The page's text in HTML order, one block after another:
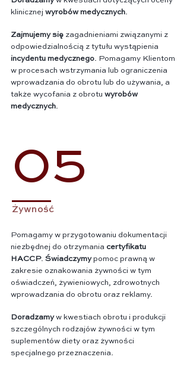
klinicznej wyrobów medycznych.
Zajmujemy się zagadnieniami związanymi z
odpowiedzialnością z tytułu wystąpienia
incydentu medycznego. Pomagamy Klientom
w procesach wstrzymania lub ograniczenia
wprowadzania do obrotu lub do używania, a
także wycofania z obrotu wyrobów
medycznych.
05
Żywność
Pomagamy w przygotowaniu dokumentacji
niezbędnej do otrzymania certyfikatu
HACCP. Świadczymypomoc prawną w
zakresie oznakowania żywności w tym
oświadczeń, żywieniowych, zdrowotnych
wprowadzania do obrotu oraz reklamy.
Doradzamyw kwestiach obrotu i produkcji
szczególnych rodzajów żywności w tym
suplementów diety oraz żywności
specjalnego przeznaczenia.